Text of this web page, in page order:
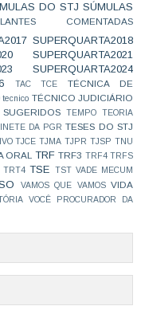
DO STJ SÚMULAS
COMENTADAS
SUPERQUARTA2018
SUPERQUARTA2021
SUPERQUARTA2024
TAC TCE
TÉCNICA DE
tecnico TÉCNICO JUDICIÁRIO
TEMPO
TEORIA
DA PGR TESES DO STJ
TJCE TJMA TJPR TJSP TNU
ORAL TRF TRF3 TRF4 TRFS
TRT4 TSE TST VADE MECUM
VAMOS QUE VAMOS VIDA
VOCÊ PROCURADOR DA